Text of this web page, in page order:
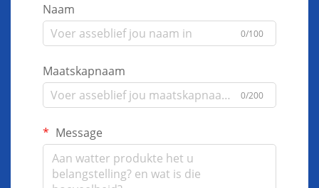
Naam
0/100
Maatskapnaam
0/200
Message